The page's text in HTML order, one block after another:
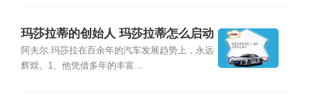
玛莎拉蒂的创始人 玛莎拉蒂怎么启动
阿夫尔.玛莎拉在百余年的汽车发展趋势上，永远
辉煌。1、他凭借多年的丰富...